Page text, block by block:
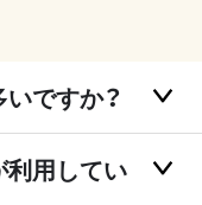
ですか？
利用してい